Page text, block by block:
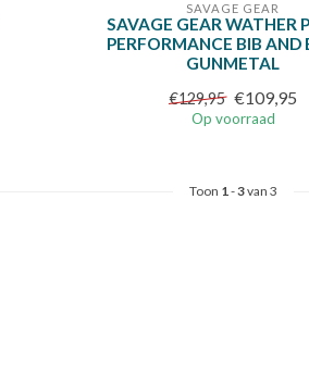
SAVAGE GEAR
SAVAGE GEAR WATHER
PERFORMANCE BIB AND
GUNMETAL
€129,95 €109,95
Op voorraad
Toon 1-3van 3